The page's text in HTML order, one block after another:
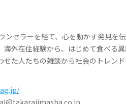
ンセラーを経て、心を動かす発見を
外在住経験から、はじめて食べる
た人たちの雑談から社会のトレンド